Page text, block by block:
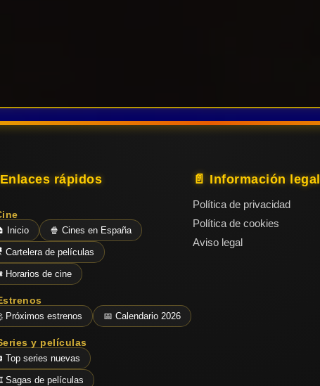
rápidos
Inicio 🍿 Cines en España
Cartelera de películas
Horarios de cine
Próximos estrenos 📅 Calendario 2026
y películas
Top series nuevas
Sagas de películas
📄 Información legal
Política de privacidad
Política de cookies
Aviso legal